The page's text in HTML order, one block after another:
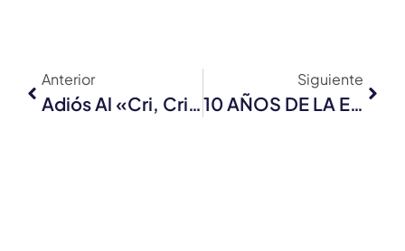
Anterior
Adiós Al «cri, Cri» En Clase: Llega La Ruleta EJE Para Profesores
Siguiente
10 AÑOS DE LA EJE: El Orgullo De Ver Como El Futuro Ya Es Presente